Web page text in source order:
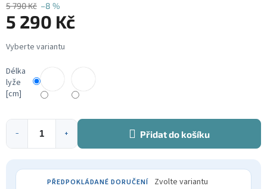
5 790 Kč –8 %
5 290 Kč
Měrná
cena:
Délka
lyže
[cm]
+
− Přidat do košíku
Zvolte variantu